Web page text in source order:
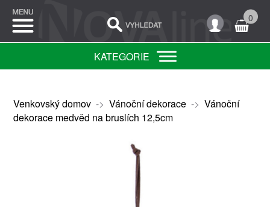
0
KATEGORIE
Venkovský domov-> Vánoční dekorace-> Vánoční
dekorace medvěd na bruslích 12,5cm